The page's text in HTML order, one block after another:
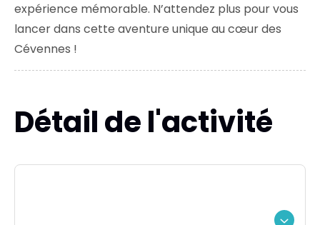
expérience mémorable. N’attendez plus pour vous
lancer dans cette aventure unique au cœur des
Cévennes !
Détail de l'activité